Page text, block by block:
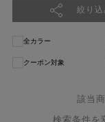
絞り込
全カラー
クーポン対象
該当
検索条件を